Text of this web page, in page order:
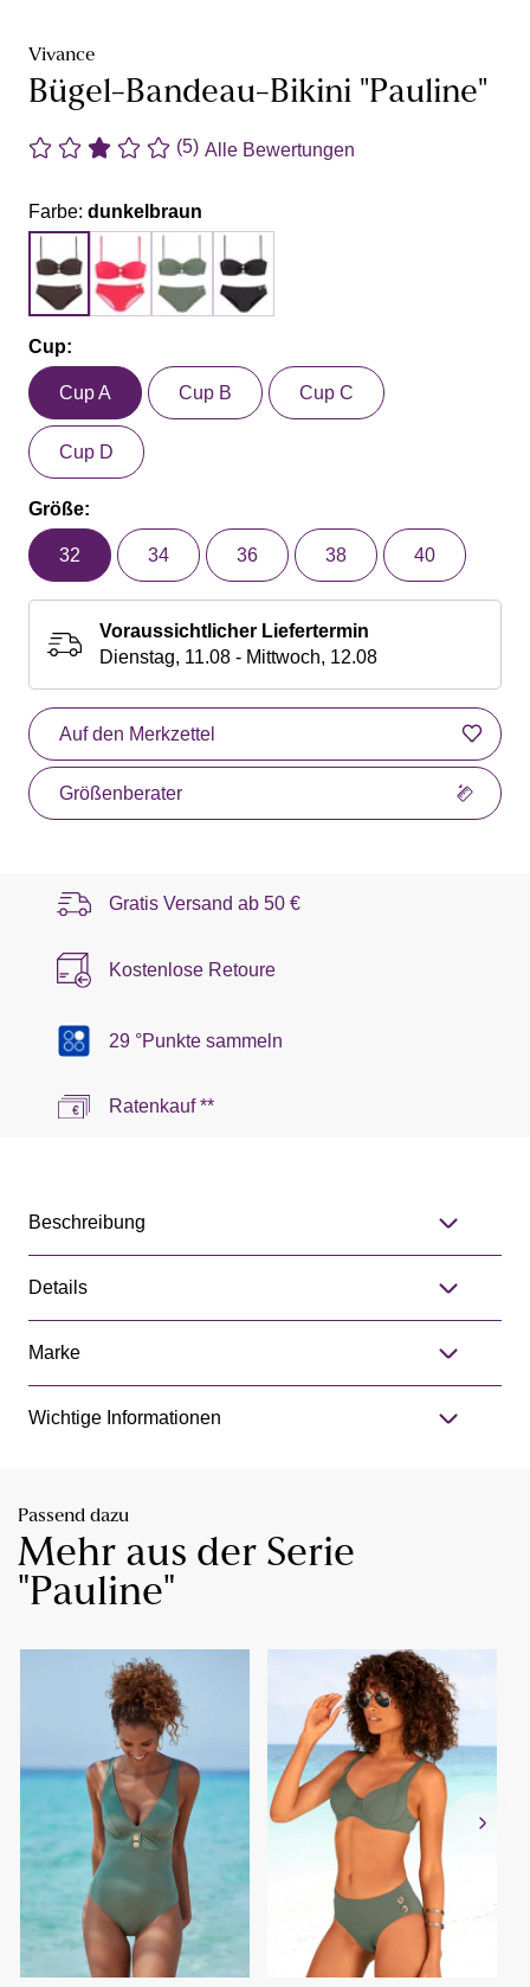
Vivance
Bügel-Bandeau-Bikini "Pauline"
(5) Alle Bewertungen
Farbe: dunkelbraun
Cup:
Cup A Cup B Cup C
Cup D
Größe:
32 34 36 38 40
Voraussichtlicher Liefertermin
Dienstag, 11.08 - Mittwoch, 12.08
Auf den Merkzettel
Größenberater
Gratis Versand ab 50 €
Kostenlose Retoure
29 °Punkte sammeln
Ratenkauf **
Beschreibung
Details
Marke
Wichtige Informationen
Passend dazu
Mehr aus der Serie
"Pauline"